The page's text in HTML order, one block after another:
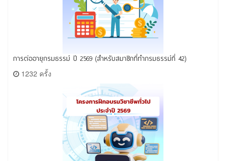
การต่ออายุกรมธรรม์ ปี 2569 (สำหรับสมาชิกที่ทำกรมธรรม์ที่ 42)
1232 ครั้ง